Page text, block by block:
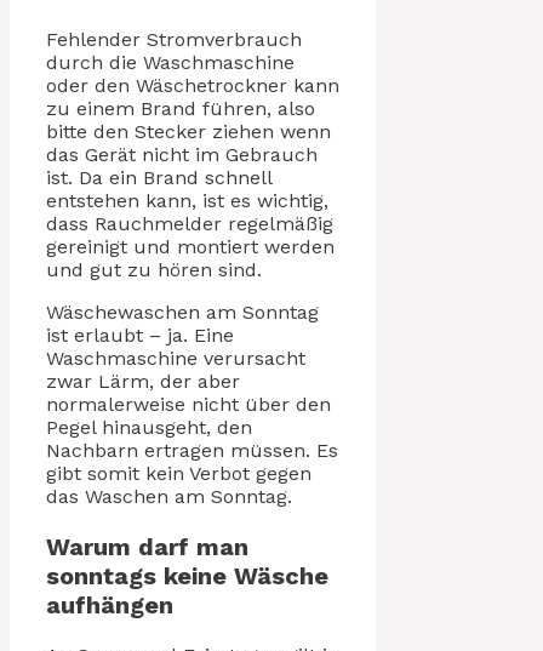
Fehlender Stromverbrauch
durch die Waschmaschine
oder den Wäschetrockner kann
zu einem Brand führen, also
bitte den Stecker ziehen wenn
das Gerät nicht im Gebrauch
ist. Da ein Brand schnell
entstehen kann, ist es wichtig,
dass Rauchmelder regelmäßig
gereinigt und montiert werden
und gut zu hören sind.
Wäschewaschen am Sonntag
ist erlaubt – ja. Eine
Waschmaschine verursacht
zwar Lärm, der aber
normalerweise nicht über den
Pegel hinausgeht, den
Nachbarn ertragen müssen. Es
gibt somit kein Verbot gegen
das Waschen am Sonntag.
Warum darf man
sonntags keine Wäsche
aufhängen